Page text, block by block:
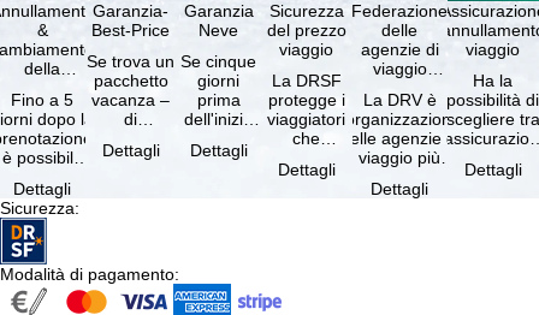
&
della
gratuiti
Fino a 5
dopo la
è possibile
il …
Dettagli
Garanzia-
Best-Price
Se trova un
pacchetto
vacanza –
di
e servizi
Dettagli
Garanzia
Neve
Se cinque
giorni
prima
dell'inizio
soggiorno
Dettagli
Sicurezza
del prezzo
viaggio
La DRSF
protegge i
viaggiatori
che
un
Dettagli
Federazione
delle
agenzie di
viaggio
La DRV è
l'organizzazione
delle agenzie di
viaggio più
Germania.
Dettagli
viaggio
Ha la
possibilità di
scegliere tra
viaggio
Dettagli
Sicurezza:
Modalità di pagamento: